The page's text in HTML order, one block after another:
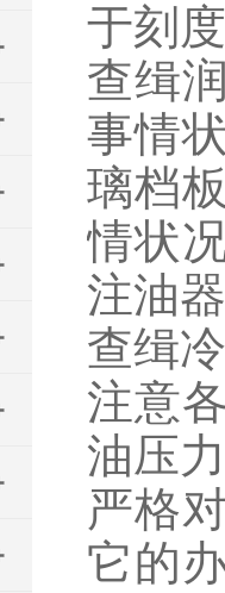
于刻
查缉
事情
璃档
情状
注油
查缉
注意
油压
严格
它的